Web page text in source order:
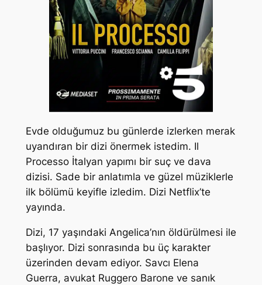
Evde olduğumuz bu günlerde izlerken merak
uyandıran bir dizi önermek istedim. Il
Processo İtalyan yapımı bir suç ve dava
dizisi. Sade bir anlatımla ve güzel müziklerle
ilk bölümü keyifle izledim. Dizi Netflix’te
yayında.
Dizi, 17 yaşındaki Angelica’nın öldürülmesi ile
başlıyor. Dizi sonrasında bu üç karakter
üzerinden devam ediyor. Savcı Elena
Guerra, avukat Ruggero Barone ve sanık